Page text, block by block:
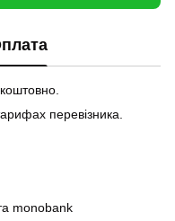
перевізника.
monobank